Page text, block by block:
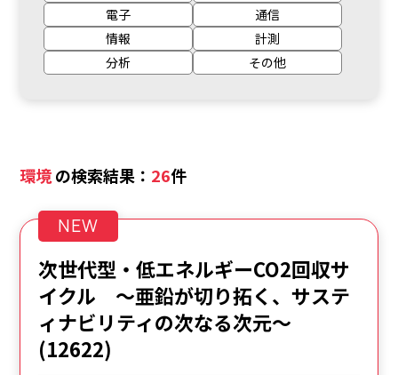
電子
通信
情報
計測
分析
その他
環境の検索結果： 26件
NEW
次世代型・低エネルギーCO2回収サ
イクル ～亜鉛が切り拓く、サステ
ィナビリティの次なる次元～
(12622)